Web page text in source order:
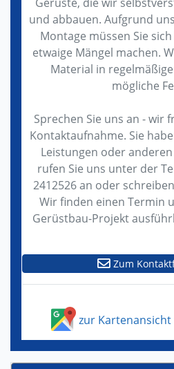
und abbauen. Aufgrund
Montage müssen Sie
etwaige Mängel machen.
Material in
mögliche
Sprechen Sie uns an - wir
Kontaktaufnahme. Sie
Leistungen oder
rufen Sie uns unter der
2412526 an oder
Wir finden einen Termin
Gerüstbau-Projekt
Zum
zur Kartenansicht